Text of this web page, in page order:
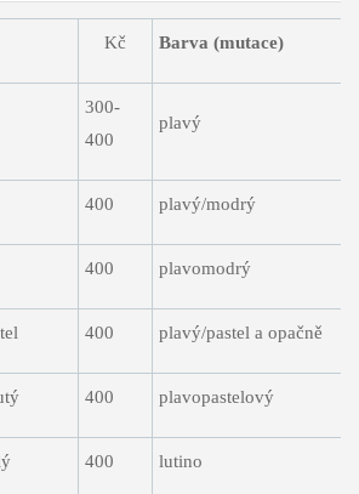
Kč Barva (mutace)
300-
400
plavý
400 plavý/modrý
400 plavomodrý
400 plavý/pastel a opačně
400 plavopastelový
400 lutino